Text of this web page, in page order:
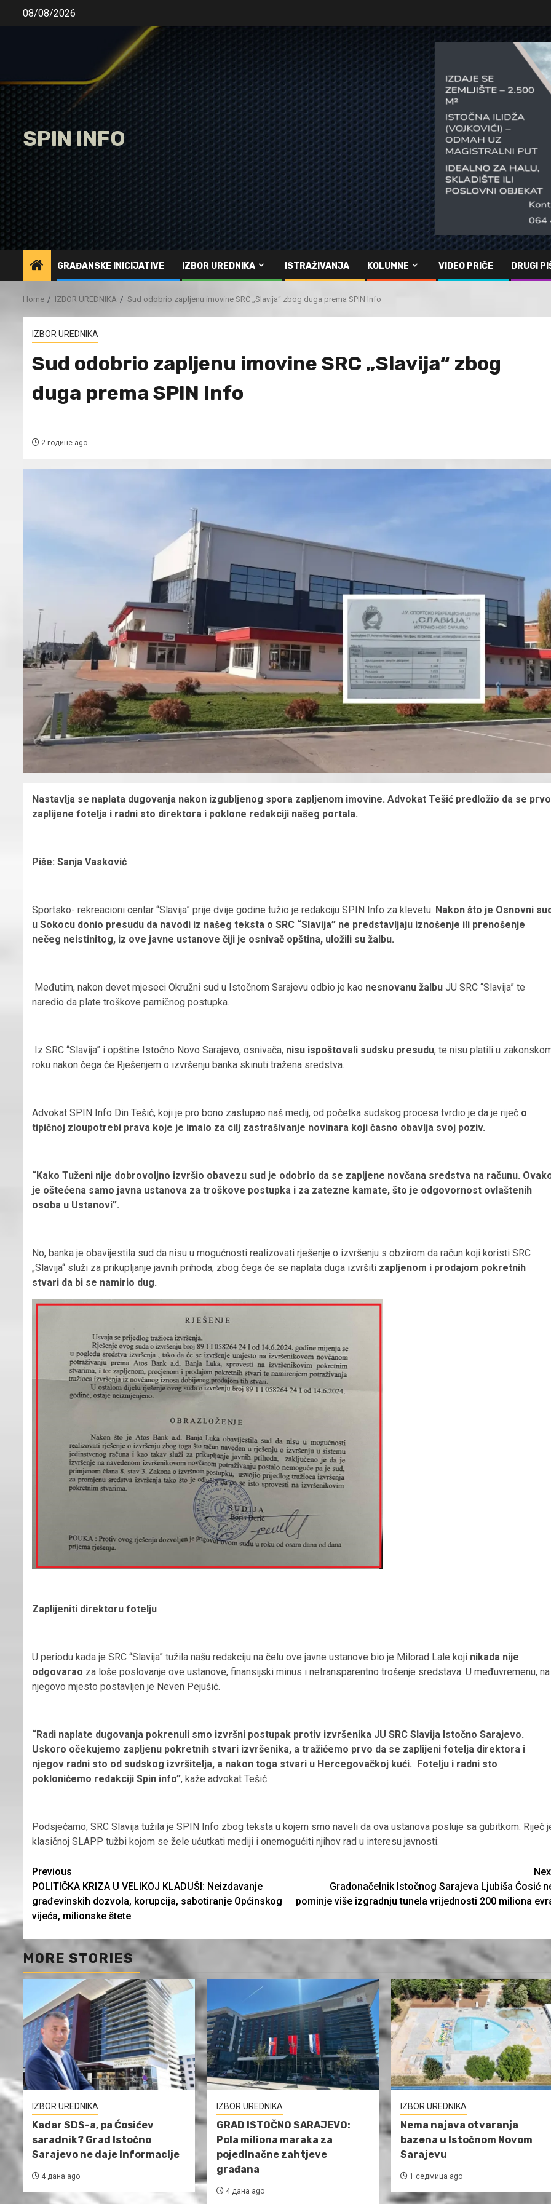
08/08/2026
SPIN INFO
GRAĐANSKE INICIJATIVE IZBOR UREDNIKA ISTRAŽIVANJA KOLUMNE VIDEO PRIČE DRUGI
Home IZBOR UREDNIKA Sud odobrio zapljenu imovine SRC „Slavija“ zbog duga prema SPIN Info
IZBOR UREDNIKA
Sud odobrio zapljenu imovine SRC „Slavija“ zbog
duga prema SPIN Info
2 године ago
Nastavlja se naplata dugovanja nakon izgubljenog spora zapljenom imovine. Advokat Tešić predložio da se prvo
zaplijene fotelja i radni sto direktora i poklone redakciji našeg portala.
Piše: Sanja Vasković
Sportsko- rekreacioni centar “Slavija” prije dvije godine tužio je redakciju SPIN Info za klevetu. Nakon što je Osnovni
u Sokocu donio presudu da navodi iz našeg teksta o SRC “Slavija” ne predstavljaju iznošenje ili prenošenje
nečeg neistinitog, iz ove javne ustanove čiji je osnivač opština, uložili su žalbu.
Međutim, nakon devet mjeseci Okružni sud u Istočnom Sarajevu odbio je kao nesnovanu žalbu JU SRC “Slavija” te
naredio da plate troškove parničnog postupka.
Iz SRC “Slavija” i opštine Istočno Novo Sarajevo, osnivača, nisu ispoštovali sudsku presudu, te nisu platili u
roku nakon čega će Rješenjem o izvršenju banka skinuti tražena sredstva.
Advokat SPIN Info Din Tešić, koji je pro bono zastupao naš medij, od početka sudskog procesa tvrdio je da je riječ o
tipičnoj zloupotrebi prava koje je imalo za cilj zastrašivanje novinara koji časno obavlja svoj poziv.
“Kako Tuženi nije dobrovoljno izvršio obavezu sud je odobrio da se zapljene novčana sredstva na računu.
je oštećena samo javna ustanova za troškove postupka i za zatezne kamate, što je odgovornost ovlaštenih
osoba u Ustanovi”.
No, banka je obavijestila sud da nisu u mogućnosti realizovati rješenje o izvršenju s obzirom da račun koji koristi SRC
„Slavija“ služi za prikupljanje javnih prihoda, zbog čega će se naplata duga izvršiti zapljenom i prodajom pokretnih
stvari da bi se namirio dug.
Zaplijeniti direktoru fotelju
U periodu kada je SRC “Slavija” tužila našu redakciju na čelu ove javne ustanove bio je Milorad Lale koji nikada nije
odgovarao za loše poslovanje ove ustanove, finansijski minus i netransparentno trošenje sredstava. U međuvremenu, na
njegovo mjesto postavljen je Neven Pejušić.
“Radi naplate dugovanja pokrenuli smo izvršni postupak protiv izvršenika JU SRC Slavija Istočno Sarajevo.
Uskoro očekujemo zapljenu pokretnih stvari izvršenika, a tražićemo prvo da se zaplijeni fotelja direktora i
njegov radni sto od sudskog izvršitelja, a nakon toga stvari u Hercegovačkoj kući. Fotelju i radni sto
poklonićemo redakciji Spin info”, kaže advokat Tešić.
Podsjećamo, SRC Slavija tužila je SPIN Info zbog teksta u kojem smo naveli da ova ustanova posluje sa gubitkom. Riječ
klasičnoj SLAPP tužbi kojom se žele ućutkati mediji i onemogućiti njihov rad u interesu javnosti.
Continue
Reading
Previous
POLITIČKA KRIZA U VELIKOJ KLADUŠI: Neizdavanje
građevinskih dozvola, korupcija, sabotiranje Općinskog
vijeća, milionske štete
Gradonačelnik Istočnog Sarajeva Ljubiša Ćosić
pominje više izgradnju tunela vrijednosti 200 miliona
MORE STORIES
IZBOR UREDNIKA
Kadar SDS-a, pa Ćosićev
saradnik? Grad Istočno
Sarajevo ne daje informacije
4 дана ago
IZBOR UREDNIKA
GRAD ISTOČNO SARAJEVO:
Pola miliona maraka za
pojedinačne zahtjeve
građana
4 дана ago
IZBOR UREDNIKA
Nema najava otvaranja
bazena u Istočnom Novom
Sarajevu
1 седмица ago